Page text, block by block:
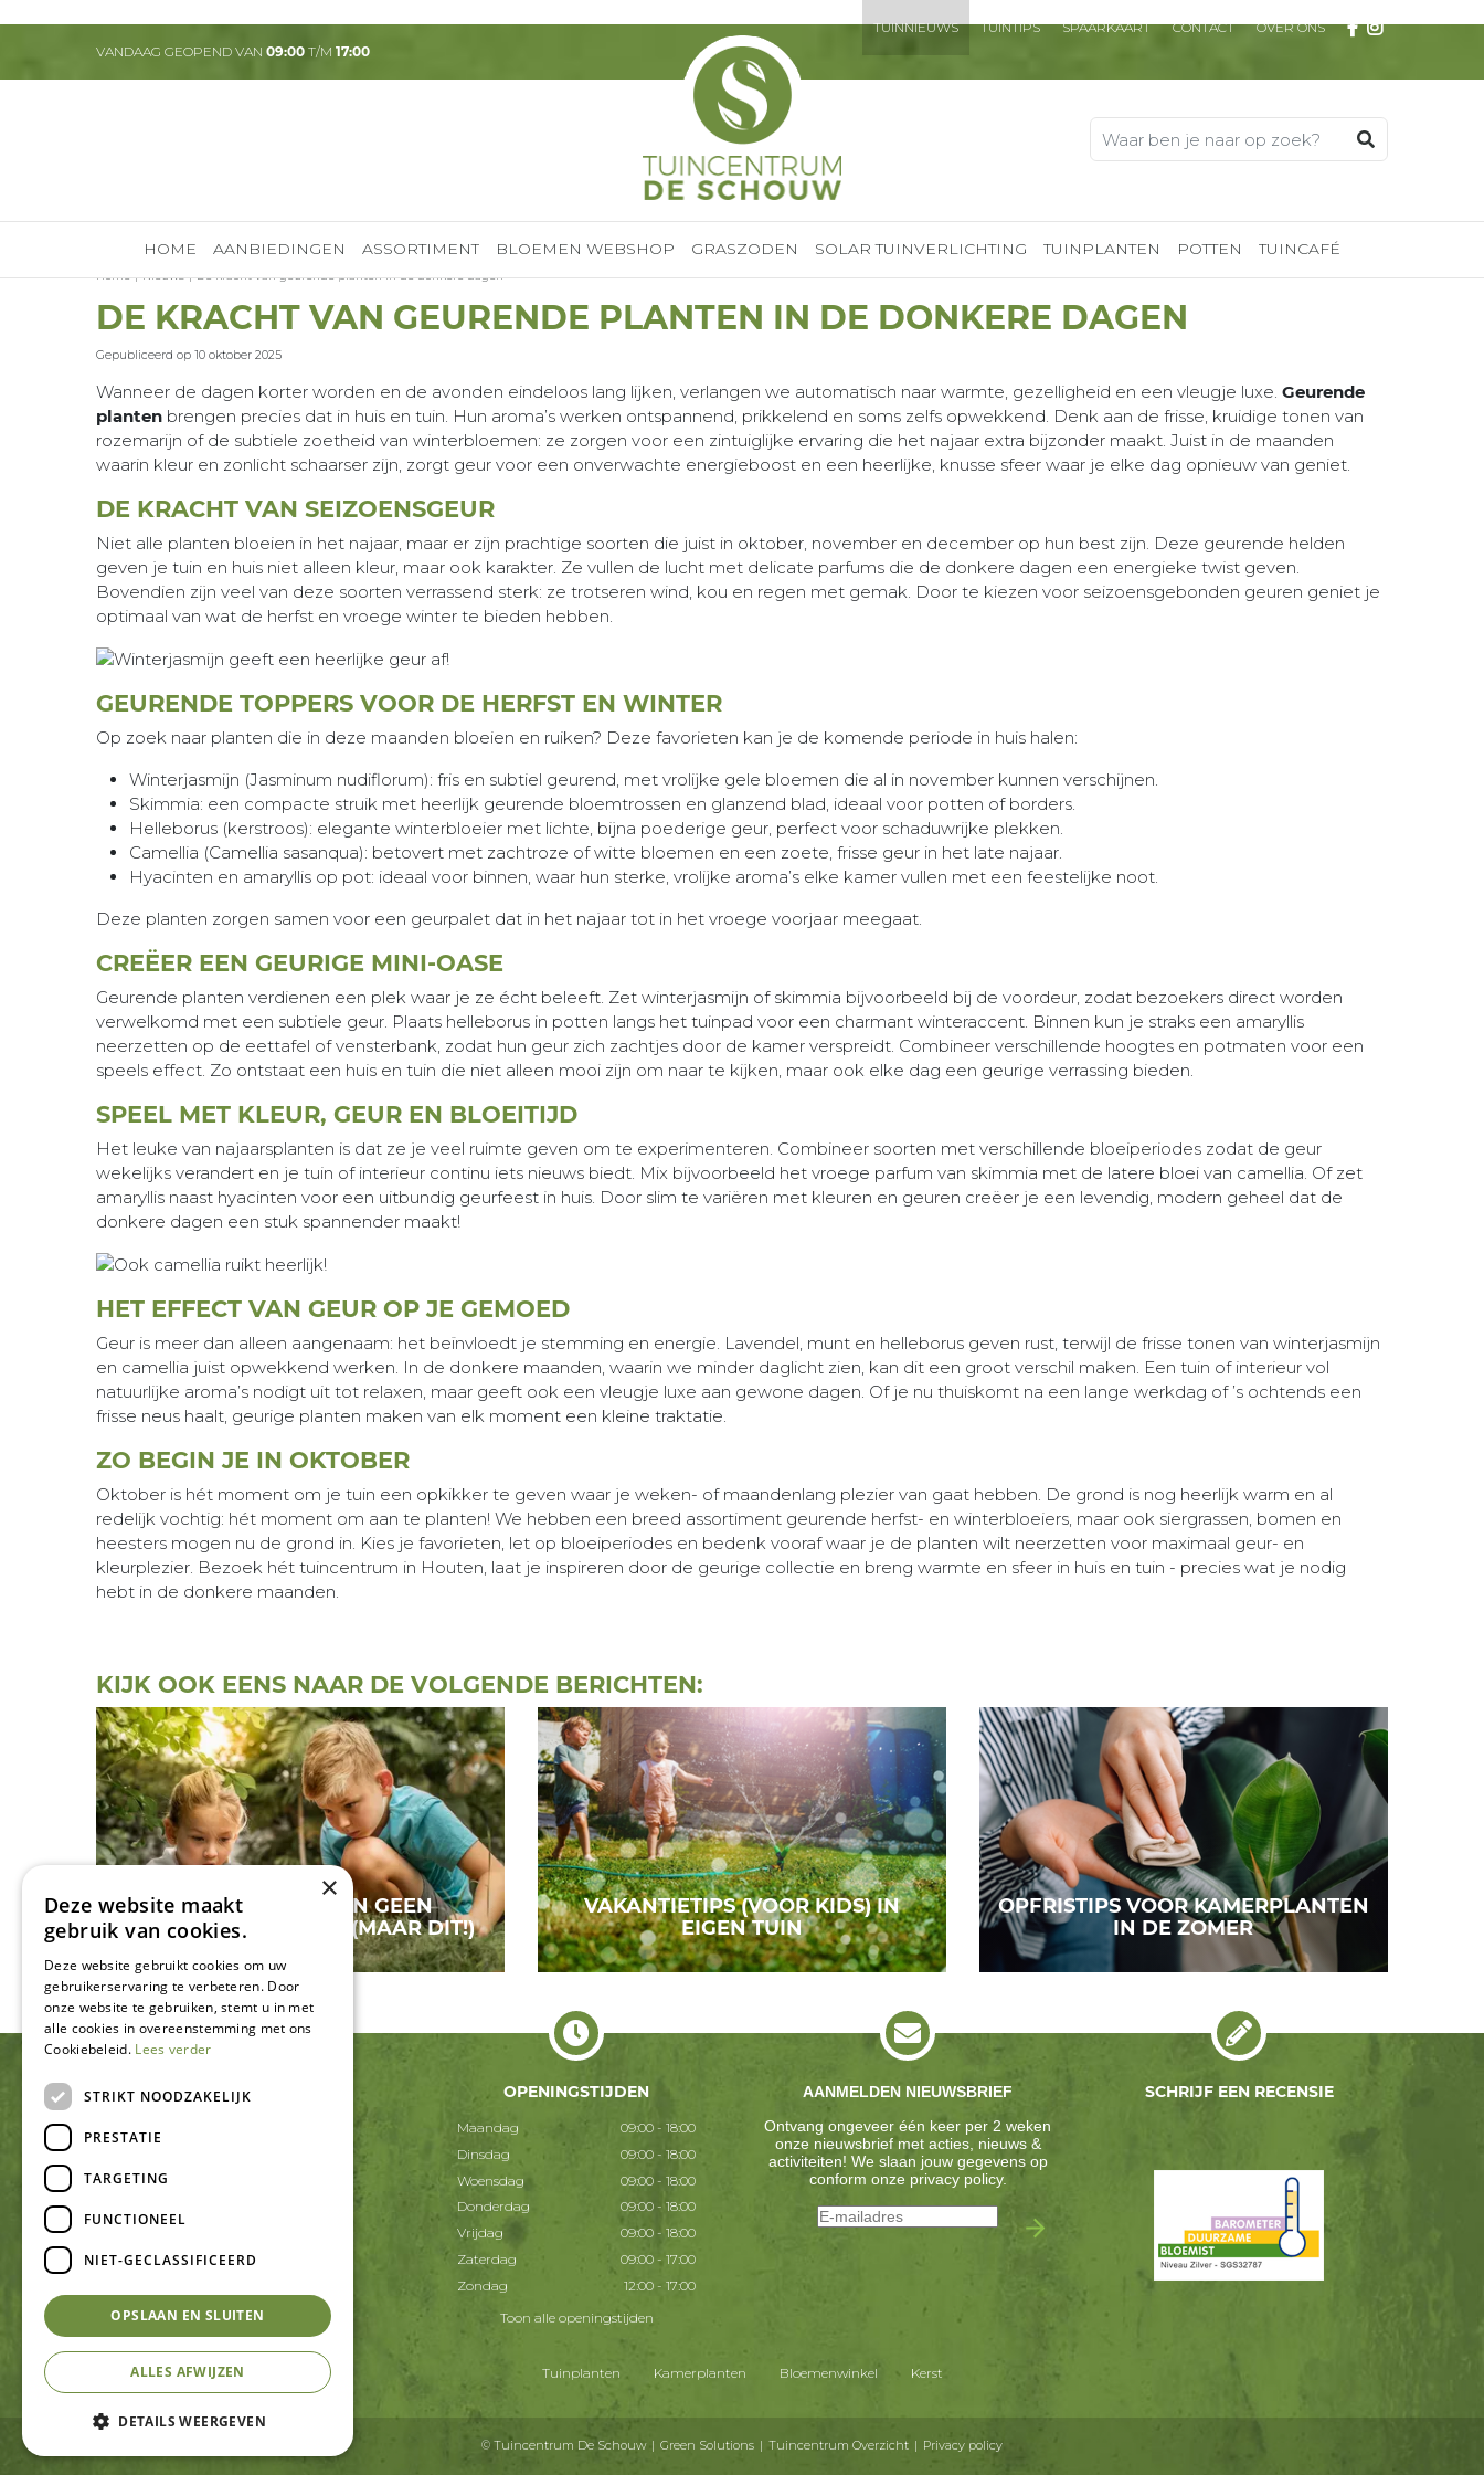
Home Nieuws De kracht van geurende planten in de donkere dagen
VANDAAG GEOPEND VAN 09:00 T/M 17:00
TUINNIEUWS TUINTIPS SPAARKAART CONTACT OVER ONS
HOME AANBIEDINGEN ASSORTIMENT BLOEMEN WEBSHOP GRASZODEN SOLAR TUINVERLICHTING TUINPLANTEN POTTEN TUINCAFÉ
DE KRACHT VAN GEURENDE PLANTEN IN DE DONKERE DAGEN
Gepubliceerd op 10 oktober 2025
Wanneer de dagen korter worden en de avonden eindeloos lang lijken, verlangen we automatisch naar warmte, gezelligheid en een vleugje luxe. Geurende
planten brengen precies dat in huis en tuin. Hun aroma’s werken ontspannend, prikkelend en soms zelfs opwekkend. Denk aan de frisse, kruidige tonen van
rozemarijn of de subtiele zoetheid van winterbloemen: ze zorgen voor een zintuiglijke ervaring die het najaar extra bijzonder maakt. Juist in de maanden
waarin kleur en zonlicht schaarser zijn, zorgt geur voor een onverwachte energieboost en een heerlijke, knusse sfeer waar je elke dag opnieuw van geniet.
DE KRACHT VAN SEIZOENSGEUR
Niet alle planten bloeien in het najaar, maar er zijn prachtige soorten die juist in oktober, november en december op hun best zijn. Deze geurende helden
geven je tuin en huis niet alleen kleur, maar ook karakter. Ze vullen de lucht met delicate parfums die de donkere dagen een energieke twist geven.
Bovendien zijn veel van deze soorten verrassend sterk: ze trotseren wind, kou en regen met gemak. Door te kiezen voor seizoensgebonden geuren geniet je
optimaal van wat de herfst en vroege winter te bieden hebben.
GEURENDE TOPPERS VOOR DE HERFST EN WINTER
Op zoek naar planten die in deze maanden bloeien en ruiken? Deze favorieten kan je de komende periode in huis halen:
Winterjasmijn (Jasminum nudiflorum): fris en subtiel geurend, met vrolijke gele bloemen die al in november kunnen verschijnen.
Skimmia: een compacte struik met heerlijk geurende bloemtrossen en glanzend blad, ideaal voor potten of borders.
Helleborus (kerstroos): elegante winterbloeier met lichte, bijna poederige geur, perfect voor schaduwrijke plekken.
Camellia (Camellia sasanqua): betovert met zachtroze of witte bloemen en een zoete, frisse geur in het late najaar.
Hyacinten en amaryllis op pot: ideaal voor binnen, waar hun sterke, vrolijke aroma’s elke kamer vullen met een feestelijke noot.
Deze planten zorgen samen voor een geurpalet dat in het najaar tot in het vroege voorjaar meegaat.
CREËER EEN GEURIGE MINI-OASE
Geurende planten verdienen een plek waar je ze écht beleeft. Zet winterjasmijn of skimmia bijvoorbeeld bij de voordeur, zodat bezoekers direct worden
verwelkomd met een subtiele geur. Plaats helleborus in potten langs het tuinpad voor een charmant winteraccent. Binnen kun je straks een amaryllis
neerzetten op de eettafel of vensterbank, zodat hun geur zich zachtjes door de kamer verspreidt. Combineer verschillende hoogtes en potmaten voor een
speels effect. Zo ontstaat een huis en tuin die niet alleen mooi zijn om naar te kijken, maar ook elke dag een geurige verrassing bieden.
SPEEL MET KLEUR, GEUR EN BLOEITIJD
Het leuke van najaarsplanten is dat ze je veel ruimte geven om te experimenteren. Combineer soorten met verschillende bloeiperiodes zodat de geur
wekelijks verandert en je tuin of interieur continu iets nieuws biedt. Mix bijvoorbeeld het vroege parfum van skimmia met de latere bloei van camellia. Of zet
amaryllis naast hyacinten voor een uitbundig geurfeest in huis. Door slim te variëren met kleuren en geuren creëer je een levendig, modern geheel dat de
donkere dagen een stuk spannender maakt!
HET EFFECT VAN GEUR OP JE GEMOED
Geur is meer dan alleen aangenaam: het beïnvloedt je stemming en energie. Lavendel, munt en helleborus geven rust, terwijl de frisse tonen van winterjasmijn
en camellia juist opwekkend werken. In de donkere maanden, waarin we minder daglicht zien, kan dit een groot verschil maken. Een tuin of interieur vol
natuurlijke aroma’s nodigt uit tot relaxen, maar geeft ook een vleugje luxe aan gewone dagen. Of je nu thuiskomt na een lange werkdag of ’s ochtends een
frisse neus haalt, geurige planten maken van elk moment een kleine traktatie.
ZO BEGIN JE IN OKTOBER
Oktober is hét moment om je tuin een opkikker te geven waar je weken- of maandenlang plezier van gaat hebben. De grond is nog heerlijk warm en al
redelijk vochtig: hét moment om aan te planten! We hebben een breed assortiment geurende herfst- en winterbloeiers, maar ook siergrassen, bomen en
heesters mogen nu de grond in. Kies je favorieten, let op bloeiperiodes en bedenk vooraf waar je de planten wilt neerzetten voor maximaal geur- en
kleurplezier. Bezoek hét tuincentrum in Houten, laat je inspireren door de geurige collectie en breng warmte en sfeer in huis en tuin - precies wat je nodig
hebt in de donkere maanden.
KIJK OOK EENS NAAR DE VOLGENDE BERICHTEN:
KINDEREN WILLEN GEEN
SPEELTOESTEL MEER (MAAR DIT!)
VAKANTIETIPS (VOOR KIDS) IN
EIGEN TUIN
OPFRISTIPS VOOR KAMERPLANTEN
IN DE ZOMER
CONTACT
E.
OPENINGSTIJDEN
Maandag
09:00 - 18:00
Dinsdag
09:00 - 18:00
Woensdag
09:00 - 18:00
Donderdag
09:00 - 18:00
Vrijdag
09:00 - 18:00
Zaterdag
09:00 - 17:00
Zondag
12:00 - 17:00
Toon alle openingstijden
AANMELDEN NIEUWSBRIEF
Ontvang ongeveer één keer per 2 weken
onze nieuwsbrief met acties, nieuws &
activiteiten! We slaan jouw gegevens op
conform onze privacy policy.
SCHRIJF EEN RECENSIE
Tuinplanten Kamerplanten Bloemenwinkel Kerst
© Tuincentrum De Schouw Green Solutions Tuincentrum Overzicht Privacy policy
×
Deze website maakt
gebruik van cookies.
Deze website gebruikt cookies om uw
gebruikerservaring te verbeteren. Door
onze website te gebruiken, stemt u in met
alle cookies in overeenstemming met ons
Cookiebeleid. Lees verder
STRIKT NOODZAKELIJK
PRESTATIE
TARGETING
FUNCTIONEEL
NIET-GECLASSIFICEERD
OPSLAAN EN SLUITEN
ALLES AFWIJZEN
DETAILS WEERGEVEN